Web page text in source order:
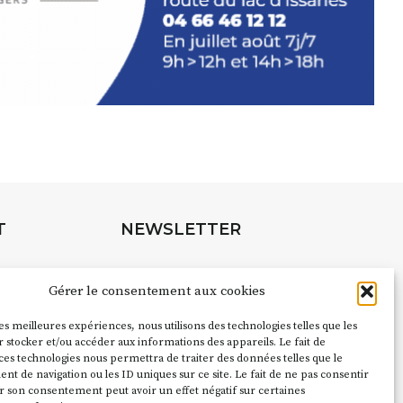
Gérer le consentement aux cookies
meilleures expériences, nous utilisons des technologies telles que les
stocker et/ou accéder aux informations des appareils. Le fait de
technologies nous permettra de traiter des données telles que le
de navigation ou les ID uniques sur ce site. Le fait de ne pas consentir
son consentement peut avoir un effet négatif sur certaines
Turle, vous avez ouvert une
les rues, les caves, les granges
à d’autres activités culturelles de la
Cochon Charbons’inscrit comme
festival d’Auzon 2026 (2 /22 août).
le nom :Fumoir?
pour
NEWSLETTER
NOUS CONTACTER